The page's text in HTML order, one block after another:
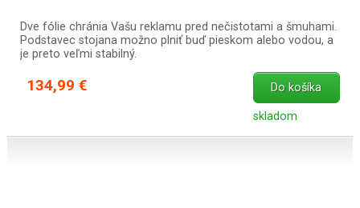
Dve fólie chránia Vašu reklamu pred nečistotami a šmuhami.
Podstavec stojana možno plniť buď pieskom alebo vodou, a
je preto veľmi stabilný.
134,99 € Do košíka
skladom